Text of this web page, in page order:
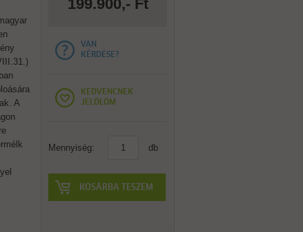
A
199.900,- Ft
VAN
KÉRDÉSE?
KEDVENCNEK
JELÖLÖM
Mennyiség: db
KOSÁRBA TESZEM